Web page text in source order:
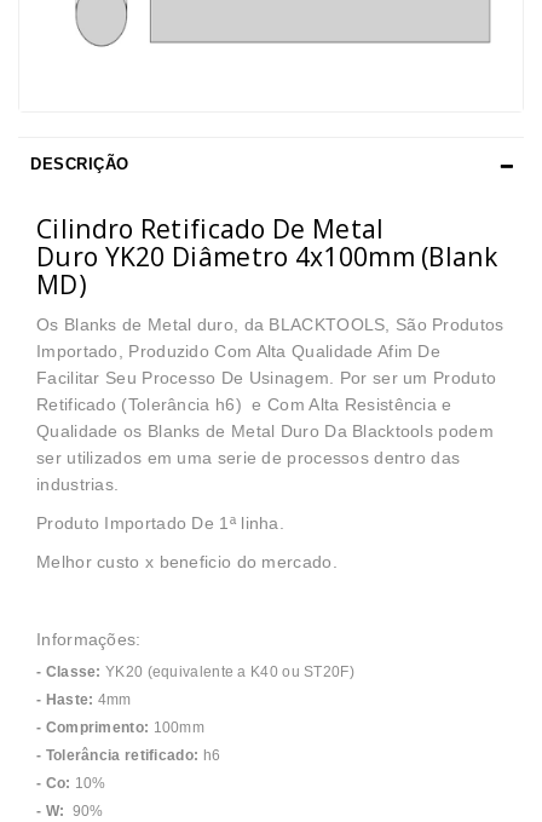
DESCRIÇÃO
Cilindro Retificado De Metal
Duro YK20 Diâmetro 4x100mm (Blank
MD)
Os Blanks de Metal duro, da BLACKTOOLS, São Produtos
Importado, Produzido Com Alta Qualidade Afim De
Facilitar Seu Processo De Usinagem. Por ser um Produto
Retificado (Tolerância h6) e Com Alta Resistência e
Qualidade os Blanks de Metal Duro Da Blacktools podem
ser utilizados em uma serie de processos dentro das
industrias.
Produto Importado De 1ª linha.
Melhor custo x beneficio do mercado.
Informações:
- Classe: YK20 (equivalente a K40 ou ST20F)
- Haste: 4mm
- Comprimento: 100mm
- Tolerância retificado: h6
- Co: 10%
- W: 90%